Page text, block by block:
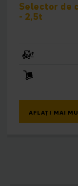
Selector de
- 2,5t
AFLAȚI MAI